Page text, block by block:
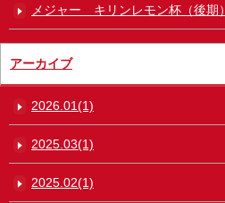
メジャー キリンレモン杯（後期）
アーカイブ
2026.01(1)
2025.03(1)
2025.02(1)